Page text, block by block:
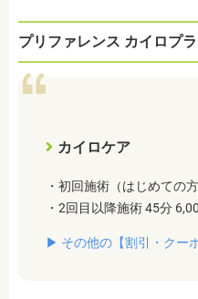
プリファレンス カイロプ
カイロケア
・初回施術（はじめての
・2回目以降施術 45分
▶︎ その他の【割引・クー